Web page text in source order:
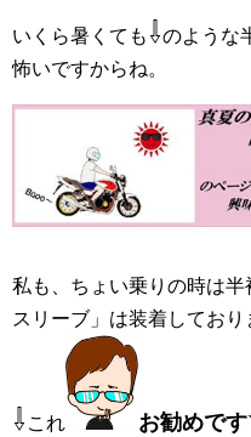
いくら暑くても ⇩のような
怖いですからね。
私も、ちょい乗りの時は
スリーブ」は装着しており
⇩ これ お勧めです